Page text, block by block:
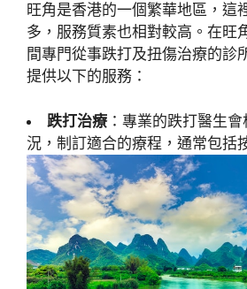
旺角是香港的一個繁華地區，這
多，服務質素也相對較高。在旺
間專門從事跌打及扭傷治療的診
提供以下的服務：
跌打治療：專業的跌打醫生
況，制訂適合的療程，通常包括